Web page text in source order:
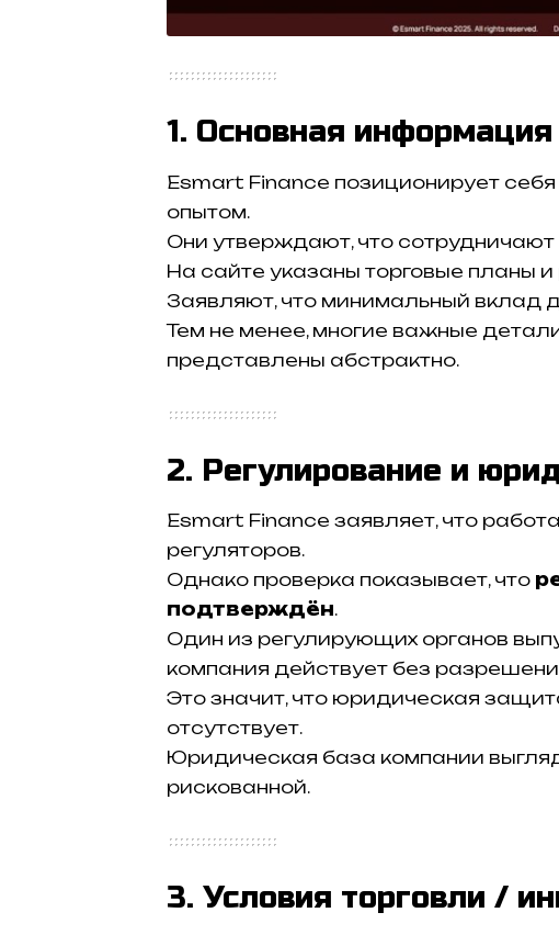
1. Основная
Esmart Finance позиционирует
опытом.
Они утверждают, что
На сайте указаны торговые планы
Заявляют, что минимальный вклад
Тем не менее, многие важные
представлены абстрактно.
2. Регулирование и
Esmart Finance заявляет, что
регуляторов.
Однако проверка показывает, что
подтверждён.
Один из регулирующих органов
компания действует без
Это значит, что юридическая
отсутствует.
Юридическая база компании
рискованной.
3. Условия торговли /